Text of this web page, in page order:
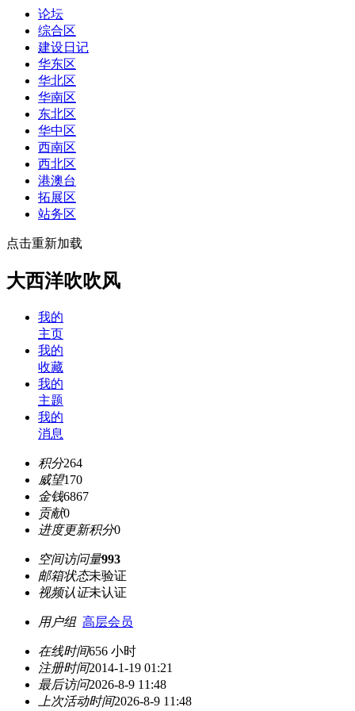
论坛
综合区
建设日记
华东区
华北区
华南区
东北区
华中区
西南区
西北区
港澳台
拓展区
站务区
点击重新加载
大西洋吹吹风
我的
主页
我的
收藏
我的
主题
我的
消息
积分264
威望170
金钱6867
贡献0
进度更新积分0
空间访问量993
邮箱状态未验证
视频认证未认证
用户组 高层会员
在线时间656 小时
注册时间2014-1-19 01:21
最后访问2026-8-9 11:48
上次活动时间2026-8-9 11:48